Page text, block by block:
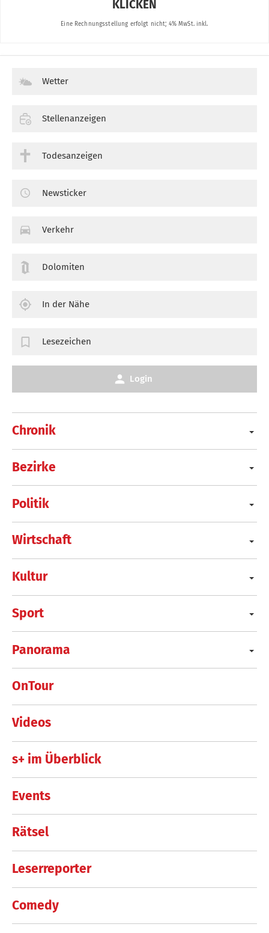
Chronik
Bezirke
Politik
Wirtschaft
Kultur
Sport
Panorama
OnTour
Videos
s+ im Überblick
Events
Rätsel
Leserreporter
Comedy
Wetter
Stellenanzeigen
Todesanzeigen
Newsticker
Verkehr
Dolomiten
In der Nähe
Lesezeichen
Login